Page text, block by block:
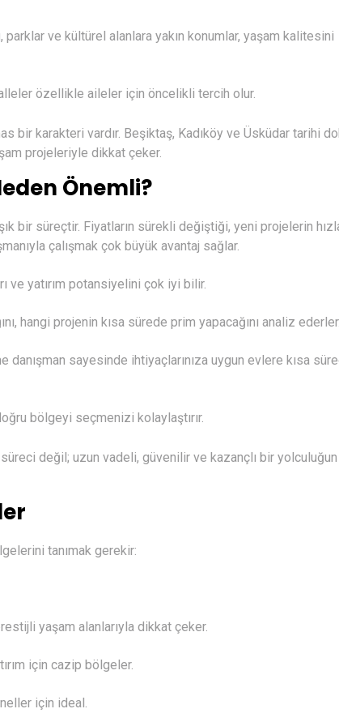
parklar ve kültürel alanlara yakın konumlar, yaşam kalitesini
özellikle aileler için öncelikli tercih olur.
bir karakteri vardır. Beşiktaş, Kadıköy ve Üsküdar tarihi
projeleriyle dikkat çeker.
Önemli?
bir süreçtir. Fiyatların sürekli değiştiği, yeni projelerin
çalışmak çok büyük avantaj sağlar.
ve yatırım potansiyelini çok iyi bilir.
hangi projenin kısa sürede prim yapacağını analiz ederler.
danışman sayesinde ihtiyaçlarınıza uygun evlere kısa
bölgeyi seçmenizi kolaylaştırır.
değil; uzun vadeli, güvenilir ve kazançlı bir yolculuğun
tanımak gerekir:
yaşam alanlarıyla dikkat çeker.
için cazip bölgeler.
için ideal.